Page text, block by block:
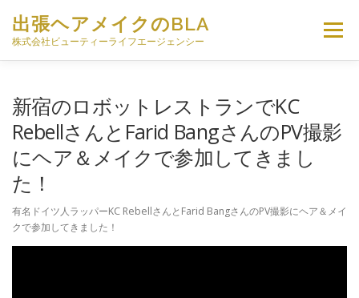
出張ヘアメイクのBLA
株式会社ビューティーライフエージェンシー
メニュー
出張ヘアメイク料金 現役トッププロによる技術監修
スタッフ募集 会社概要 お問い合わせ
新宿のロボットレストランでKC
RebellさんとFarid BangさんのPV撮影
にヘア＆メイクで参加してきまし
た！
有名ドイツ人ラッパーKC RebellさんとFarid BangさんのPV撮影にヘア＆メイ
クで参加してきました！